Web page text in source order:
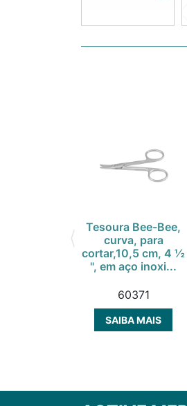
Tesoura Bee-Bee,
curva, para
cortar,10,5 cm, 4 ½
", em aço inoxi...
60371
SAIBA MAIS